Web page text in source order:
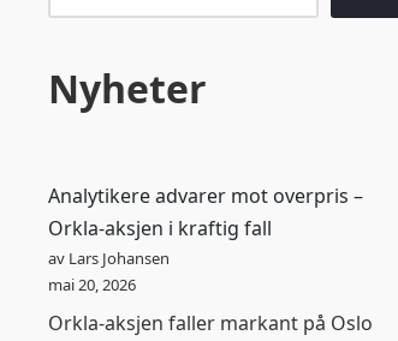
Nyheter
Analytikere advarer mot overpris –
Orkla-aksjen i kraftig fall
av Lars Johansen
mai 20, 2026
Orkla-aksjen faller markant på Oslo